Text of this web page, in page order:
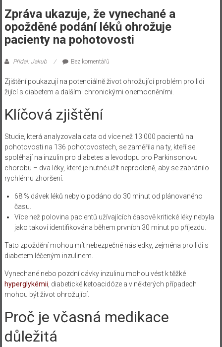
Zpráva ukazuje, že vynechané a
opožděné podání léků ohrožuje
pacienty na pohotovosti
Přidal: Jakub Bez komentářů
Zjištění poukazují na potenciálně život ohrožující problém pro lidi
žijící s diabetem a dalšími chronickými onemocněními.
Klíčová zjištění
Studie, která analyzovala data od více než 13 000 pacientů na
pohotovosti na 136 pohotovostech, se zaměřila na ty, kteří se
spoléhají na inzulin pro diabetes a levodopu pro Parkinsonovu
chorobu – dva léky, které je nutné užít neprodleně, aby se zabránilo
rychlému zhoršení.
68 % dávek léků nebylo podáno do 30 minut od plánovaného
času.
Více než polovina pacientů užívajících časově kritické léky nebyla
jako takoví identifikována během prvních 30 minut po příjezdu.
Tato zpoždění mohou mít nebezpečné následky, zejména pro lidi s
diabetem léčeným inzulinem.
Vynechané nebo pozdní dávky inzulinu mohou vést k těžké
hyperglykémii, diabetické ketoacidóze a v některých případech
mohou být život ohrožující.
Proč je včasná medikace
důležitá